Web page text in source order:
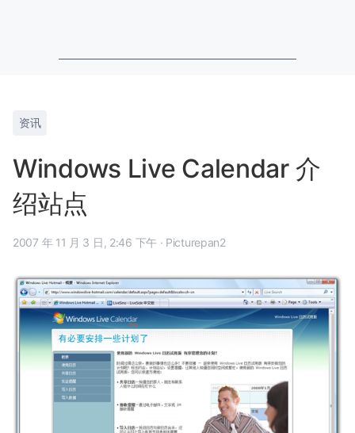
资讯
Windows Live Calendar 介
绍站点
2007 年 11 月 3 日, 2:46 下午 · Picturepan2